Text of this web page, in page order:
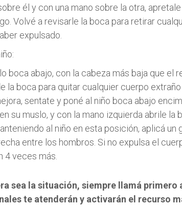
él y con una mano sobre la otra,
Volvé a revisarle la boca para retirar
expulsado.
boca abajo, con la cabeza más baja que el
la boca para quitar cualquier cuerpo extraño
sentate y poné al niño boca abajo
su muslo, y con la mano izquierda abrile la
al niño en esta posición, aplicá
entre los hombros. Si no expulsa el
4 veces más.
sea la situación, siempre llamá primero
te atenderán y activarán el recurso